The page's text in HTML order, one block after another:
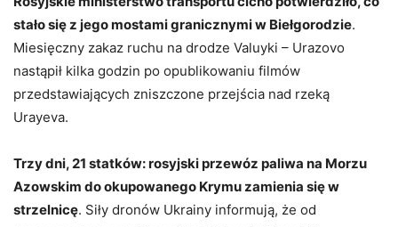
stało się z jego mostami granicznymi w Biełgorodzie.
Miesięczny zakaz ruchu na drodze Valuyki – Urazovo
nastąpił kilka godzin po opublikowaniu filmów
przedstawiających zniszczone przejścia nad rzeką
Urayeva.
Trzy dni, 21 statków: rosyjski przewóz paliwa na Morzu
Azowskim do okupowanego Krymu zamienia się w
strzelnicę. Siły dronów Ukrainy informują, że od